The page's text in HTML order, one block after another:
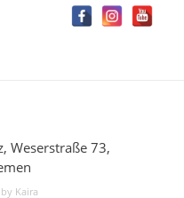
Weserstraße 73,
by Kaira